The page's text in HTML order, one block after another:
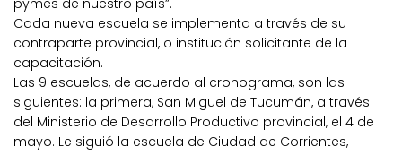
pymes de nuestro país”.
Cada nueva escuela se implementa a través de su
contraparte provincial, o institución solicitante de la
capacitación.
Las 9 escuelas, de acuerdo al cronograma, son las
siguientes: la primera, San Miguel de Tucumán, a través
del Ministerio de Desarrollo Productivo provincial, el 4 de
mayo. Le siguió la escuela de Ciudad de Corrientes,